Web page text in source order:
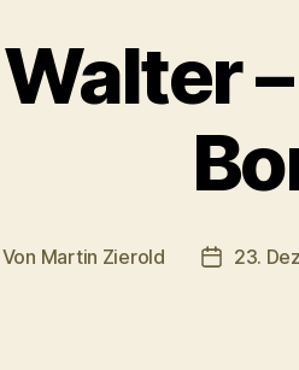
Von Martin Zierold 23.